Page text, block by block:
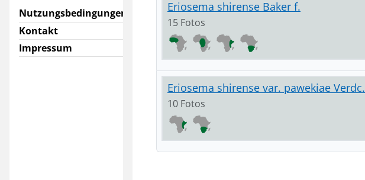
Nutzungsbedingungen
Kontakt
Impressum
Eriosema shirense Baker f.
15 Fotos
Eriosema shirense var. pawekiae Verdc.
10 Fotos